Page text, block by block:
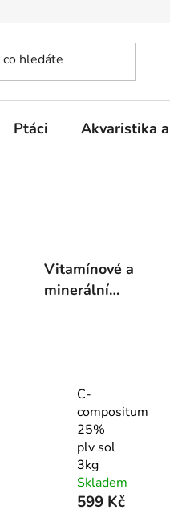
Ptáci Akvaristika
Vitamínové a
minerální
C-
compositum
25%
plv sol
3kg
Skladem
599 Kč